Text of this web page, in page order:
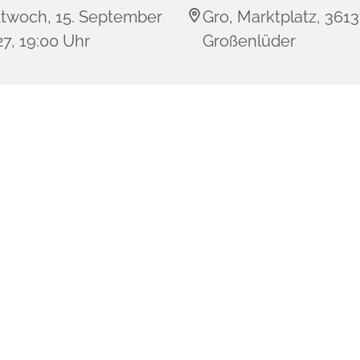
15. September
19:00 Uhr
Gro, Marktplatz,
Großenlüder